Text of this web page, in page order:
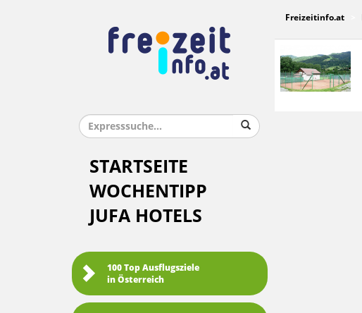
STARTSEITE
WOCHENTIPP
JUFA HOTELS
100 Top Ausflugsziele
in Österreich
Freizeitinfo.at